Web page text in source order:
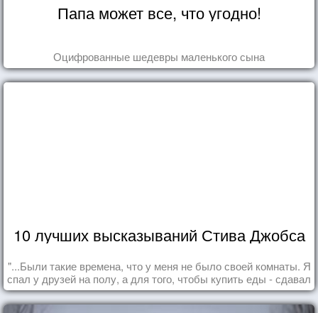
Папа может все, что угодно!
Оцифрованные шедевры маленького сына
10 лучших высказываний Стива Джобса
"...Были такие времена, что у меня не было своей комнаты. Я
спал у друзей на полу, а для того, чтобы купить еды - сдавал
бутылки из под кока-колы"